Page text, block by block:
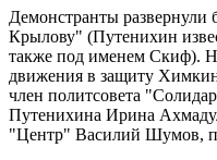
Демонстранты
Крылову" (Путенихин
также под именем Скиф).
движения в защиту
член политсовета
Путенихина Ирина
"Центр" Василий Шумов,